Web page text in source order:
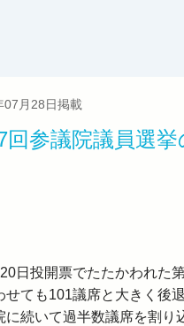
07月28日掲載
回参議院議員選挙
日投開票でたたかわれた
せても101議席と大きく後
に続いて過半数議席を割り